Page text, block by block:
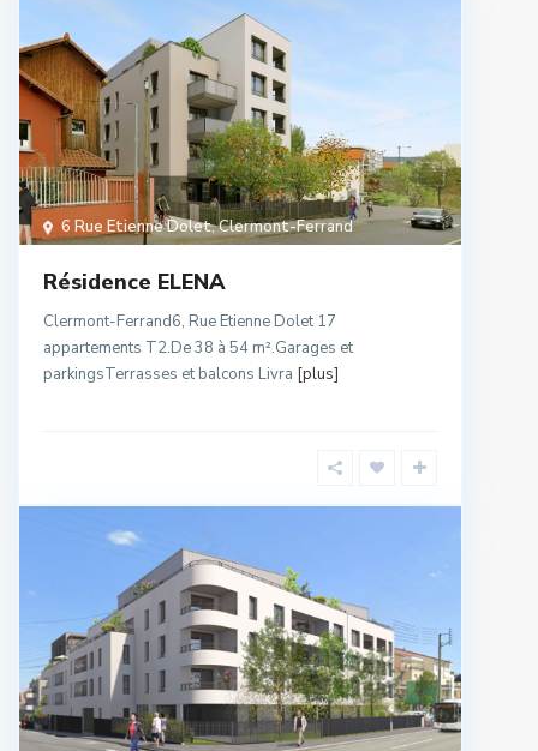
6 Rue Etienne Dolet,Clermont-Ferrand
Résidence ELENA
Clermont-Ferrand6, Rue Etienne Dolet 17
appartements T2.De 38 à 54 m².Garages et
parkingsTerrasses et balcons Livra [plus]